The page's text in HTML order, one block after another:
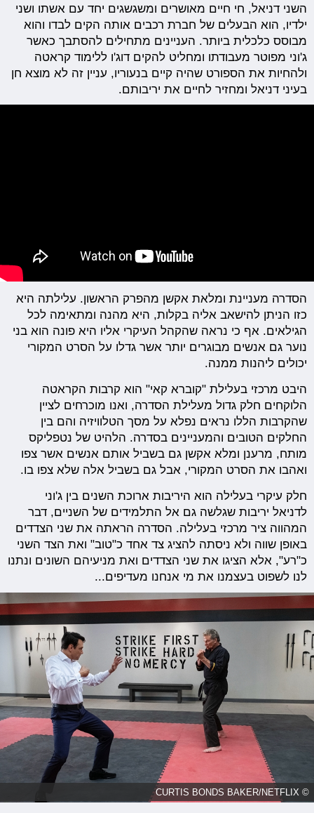
השני דניאל, חי חיים מאושרים ומשגשגים יחד עם אשתו ושני
ילדיו, הוא הבעלים של חברת רכבים אותה הקים לבדו והוא
מבוסס כלכלית ביותר. העניינים מתחילים להסתבך כאשר
ג'וני מפוטר מעבודתו ומחליט להקים דוג'ו ללימוד קראטה
ולהחיות את הספורט שהיה קיים בנעוריו, עניין זה לא מוצא חן
בעיני דניאל ומחזיר לחיים את יריבותם.
הסדרה מעניינת ומלאת אקשן מהפרק הראשון. עלילתה היא
כזו הניתן להישאב אליה בקלות, היא מהנה ומתאימה לכל
הגילאים. אף כי נראה שהקהל העיקרי אליו היא פונה הוא בני
נוער גם אנשים מבוגרים יותר אשר גדלו על הסרט המקורי
יכולים ליהנות ממנה.
היבט מרכזי בעלילת "קוברא קאי" הוא קרבות הקראטה
הלוקחים חלק גדול מעלילת הסדרה, ואנו מוכרחים לציין
שהקרבות הללו נראים נפלא על מסך הטלוויזיה והם בין
החלקים הטובים והמעניינים בסדרה. הלהיט של נטפליקס
מותח, מרענן ומלא אקשן גם בשביל אותם אנשים אשר צפו
ואהבו את הסרט המקורי, אבל גם בשביל אלה שלא צפו בו.
חלק עיקרי בעלילה הוא היריבות ארוכת השנים בין ג'וני
לדניאל יריבות שגלשה גם אל התלמידים של השניים, דבר
המהווה ציר מרכזי בעלילה. הסדרה הראתה את שני הצדדים
באופן שווה ולא ניסתה להציג צד אחד כ"טוב" ואת הצד השני
כ"רע", אלא הציגו את שני הצדדים ואת מניעיהם השונים ונתנו
לנו לשפוט בעצמנו את מי אנחנו מעדיפים...
© CURTIS BONDS BAKER/NETFLIX